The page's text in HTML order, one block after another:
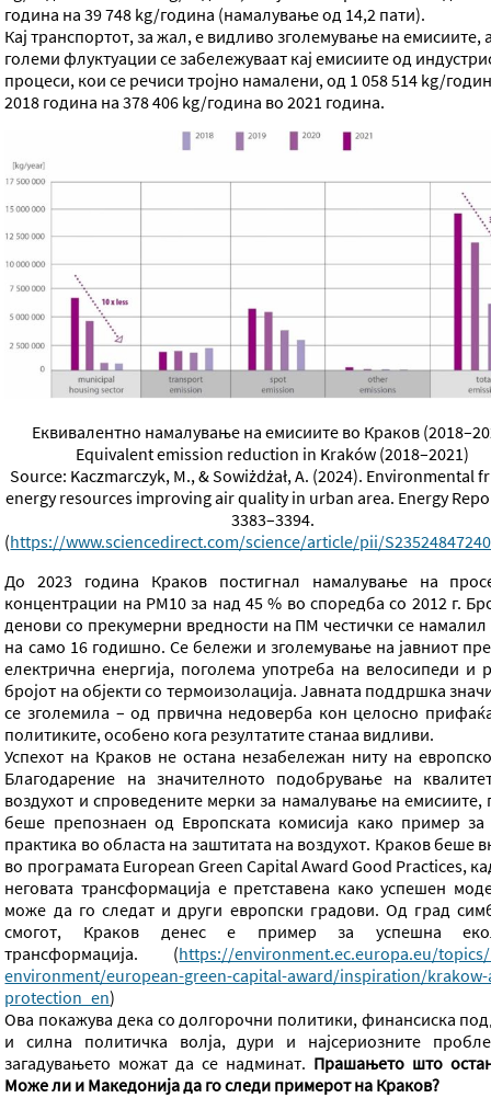
година на 39 748 kg/година (намалување од 14,2 пати).
Кај транспортот, за жал, е видливо зголемување на емисиите,
големи флуктуации се забележуваат кај емисиите од
процеси, кои се речиси тројно намалени, од 1 058 514 kg/
2018 година на 378 406 kg/година во 2021 година.
Еквивалентно намалување на емисиите во Краков
Equivalent emission reduction in Kraków (2018–2021)
Source: Kaczmarczyk, M., & Sowiżdżał, A. (2024). Environmental
energy resources improving air quality in urban area. Energy
3383–3394.
(https://www.sciencedirect.com/science/article/pii/
До 2023 година Краков постигнал намалување на
концентрации на РМ10 за над 45 % во споредба со 2012 г.
денови со прекумерни вредности на ПМ честички се намалил
на само 16 годишно. Се бележи и зголемување на јавниот
електрична енергија, поголема употреба на велосипеди и
бројот на објекти со термоизолација. Јавната поддршка
се зголемила – од првична недоверба кон целосно
политиките, особено кога резултатите станаа видливи.
Успехот на Краков не остана незабележан ниту на
Благодарение на значителното подобрување на
воздухот и спроведените мерки за намалување на емисиите,
беше препознаен од Европската комисија како пример
практика во областа на заштитата на воздухот. Краков беше
во програмата European Green Capital Award Good Practices,
неговата трансформација е претставена како успешен
може да го следат и други европски градови. Од град
смогот, Краков денес е пример за успешна
трансформација. (https://environment.ec.europa.eu/
environment/european-green-capital-award/inspiration/
protection_en)
Ова покажува дека со долгорочни политики, финансиска
и силна политичка волја, дури и најсериозните
загадувањето можат да се надминат. Прашањето што
Може ли и Македонија да го следи примерот на Краков?